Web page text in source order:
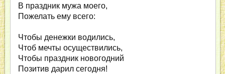
В праздник мужа моего,
Пожелать ему всего:
Чтобы денежки водились,
Чтоб мечты осуществились,
Чтобы праздник новогодний
Позитив дарил сегодня!